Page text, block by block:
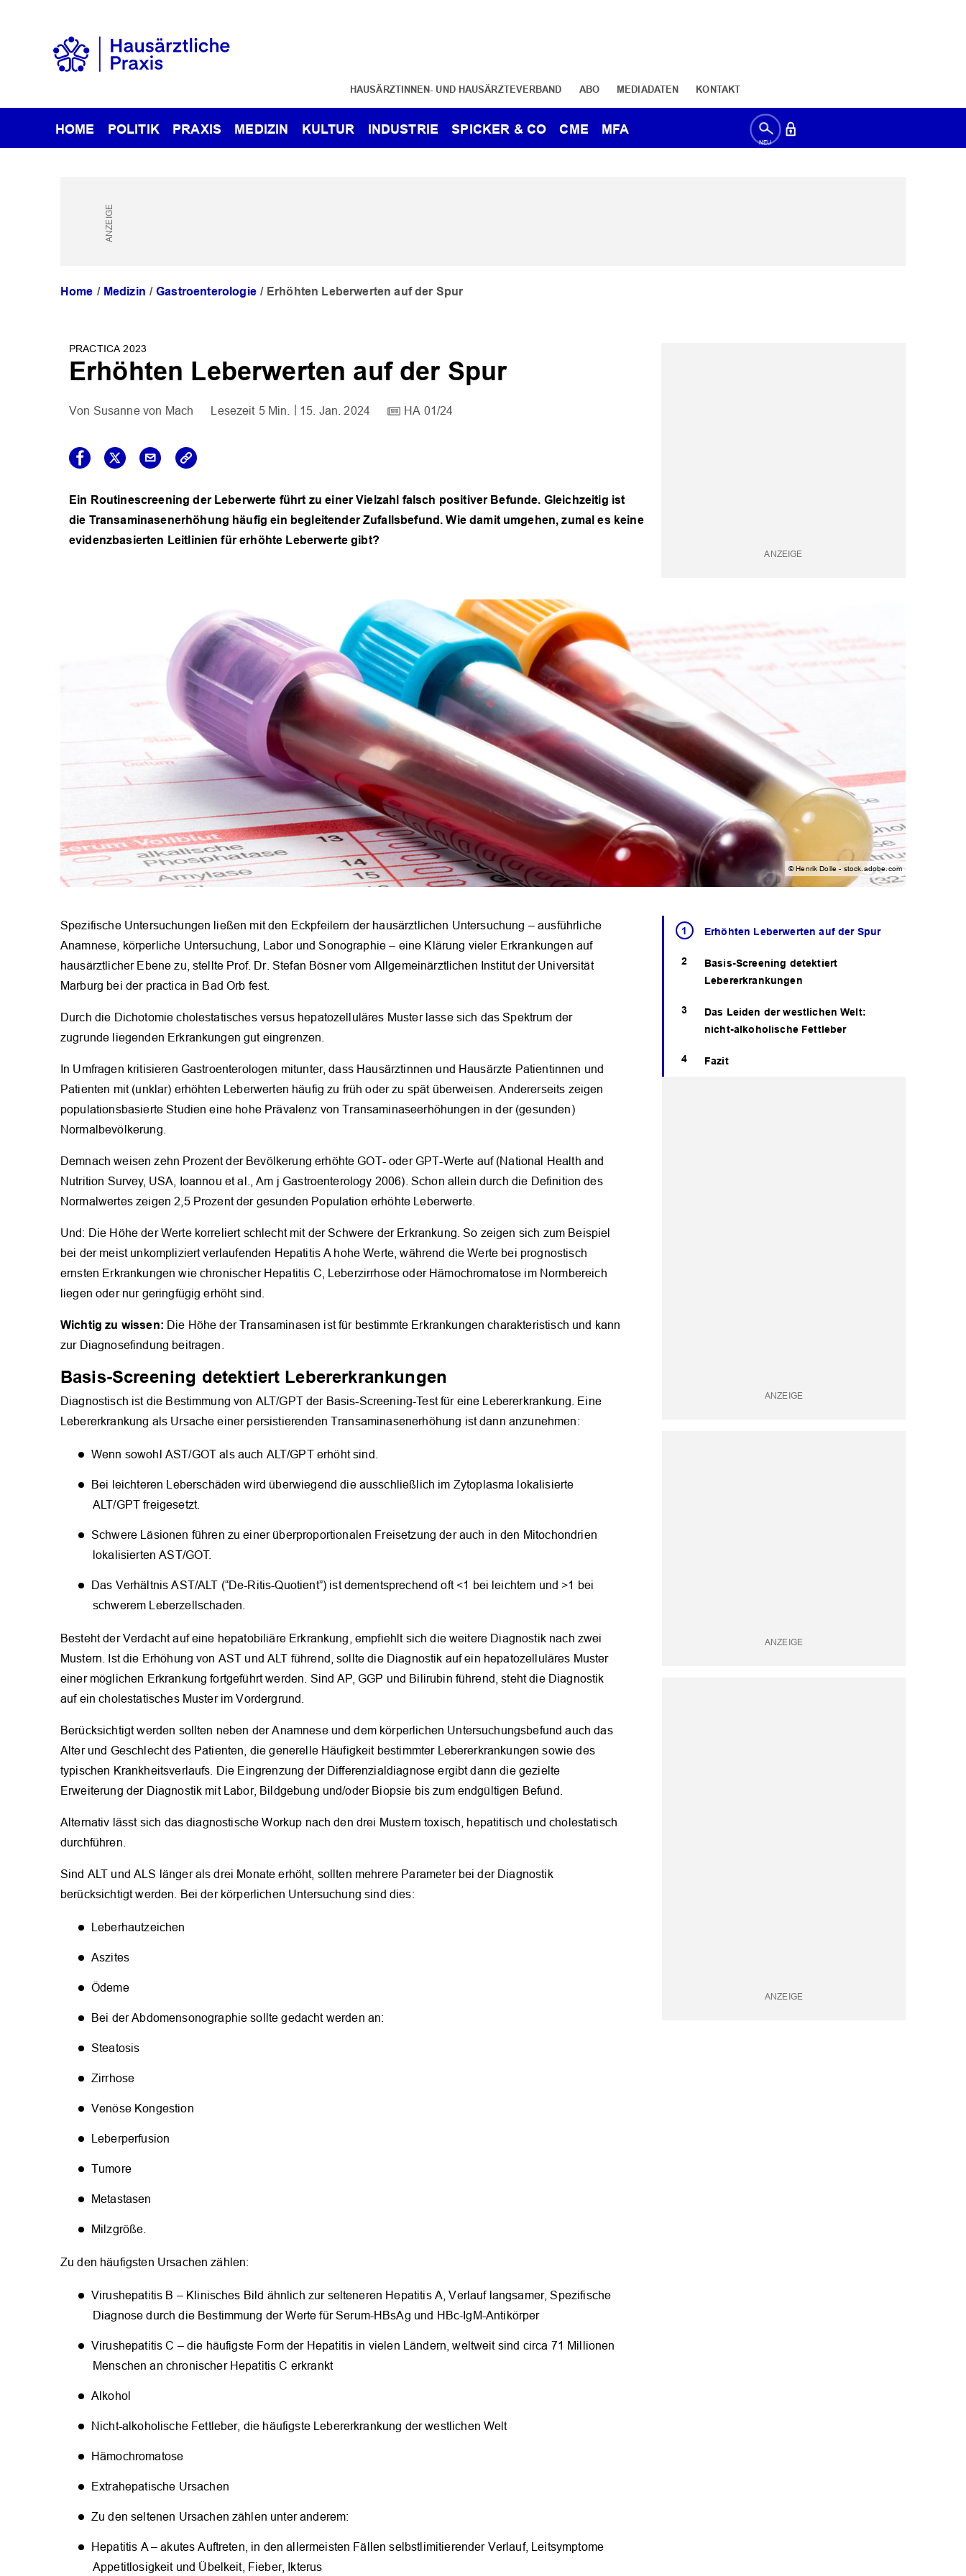
HAUSÄRZTINNEN- UND HAUSÄRZTEVERBAND ABO MEDIADATEN KONTAKT
HOME POLITIK PRAXIS MEDIZIN KULTUR INDUSTRIE SPICKER & CO CME MFA
OK
Home Medizin Gastroenterologie Erhöhten Leberwerten auf der Spur
PRACTICA 2023
Erhöhten Leberwerten auf der Spur
Susanne von Mach 5 Min. 15. Jan. 2024 HA 01/24
Ein Routinescreening der Leberwerte führt zu einer Vielzahl falsch positiver Befunde. Gleichzeitig ist
die Transaminasenerhöhung häufig ein begleitender Zufallsbefund. Wie damit umgehen, zumal es keine
evidenzbasierten Leitlinien für erhöhte Leberwerte gibt?
© Henrik Dolle - stock.adobe.com
Erhöhten Leberwerten auf der Spur
Basis-Screening detektiert
Lebererkrankungen
Das Leiden der westlichen Welt:
nicht-alkoholische Fettleber
Fazit
Spezifische Untersuchungen ließen mit den Eckpfeilern der hausärztlichen Untersuchung – ausführliche
Anamnese, körperliche Untersuchung, Labor und Sonographie – eine Klärung vieler Erkrankungen auf
hausärztlicher Ebene zu, stellte Prof. Dr. Stefan Bösner vom Allgemeinärztlichen Institut der Universität
Marburg bei der practica in Bad Orb fest.
Durch die Dichotomie cholestatisches versus hepatozelluläres Muster lasse sich das Spektrum der
zugrunde liegenden Erkrankungen gut eingrenzen.
In Umfragen kritisieren Gastroenterologen mitunter, dass Hausärztinnen und Hausärzte Patientinnen und
Patienten mit (unklar) erhöhten Leberwerten häufig zu früh oder zu spät überweisen. Andererseits zeigen
populationsbasierte Studien eine hohe Prävalenz von Transaminaseerhöhungen in der (gesunden)
Normalbevölkerung.
Demnach weisen zehn Prozent der Bevölkerung erhöhte GOT- oder GPT-Werte auf (National Health and
Nutrition Survey, USA, Ioannou et al., Am j Gastroenterology 2006). Schon allein durch die Definition des
Normalwertes zeigen 2,5 Prozent der gesunden Population erhöhte Leberwerte.
Und: Die Höhe der Werte korreliert schlecht mit der Schwere der Erkrankung. So zeigen sich zum Beispiel
bei der meist unkompliziert verlaufenden Hepatitis A hohe Werte, während die Werte bei prognostisch
ernsten Erkrankungen wie chronischer Hepatitis C, Leberzirrhose oder Hämochromatose im Normbereich
liegen oder nur geringfügig erhöht sind.
Wichtig zu wissen: Die Höhe der Transaminasen ist für bestimmte Erkrankungen charakteristisch und kann
zur Diagnosefindung beitragen.
Basis-Screening detektiert Lebererkrankungen
Diagnostisch ist die Bestimmung von ALT/GPT der Basis-Screening-Test für eine Lebererkrankung. Eine
Lebererkrankung als Ursache einer persistierenden Transaminasenerhöhung ist dann anzunehmen:
Wenn sowohl AST/GOT als auch ALT/GPT erhöht sind.
Bei leichteren Leberschäden wird überwiegend die ausschließlich im Zytoplasma lokalisierte
ALT/GPT freigesetzt.
Schwere Läsionen führen zu einer überproportionalen Freisetzung der auch in den Mitochondrien
lokalisierten AST/GOT.
Das Verhältnis AST/ALT (“De-Ritis-Quotient”) ist dementsprechend oft <1 bei leichtem und >1 bei
schwerem Leberzellschaden.
Besteht der Verdacht auf eine hepatobiliäre Erkrankung, empfiehlt sich die weitere Diagnostik nach zwei
Mustern. Ist die Erhöhung von AST und ALT führend, sollte die Diagnostik auf ein hepatozelluläres Muster
einer möglichen Erkrankung fortgeführt werden. Sind AP, GGP und Bilirubin führend, steht die Diagnostik
auf ein cholestatisches Muster im Vordergrund.
Berücksichtigt werden sollten neben der Anamnese und dem körperlichen Untersuchungsbefund auch das
Alter und Geschlecht des Patienten, die generelle Häufigkeit bestimmter Lebererkrankungen sowie des
typischen Krankheitsverlaufs. Die Eingrenzung der Differenzialdiagnose ergibt dann die gezielte
Erweiterung der Diagnostik mit Labor, Bildgebung und/oder Biopsie bis zum endgültigen Befund.
Alternativ lässt sich das diagnostische Workup nach den drei Mustern toxisch, hepatitisch und cholestatisch
durchführen.
Sind ALT und ALS länger als drei Monate erhöht, sollten mehrere Parameter bei der Diagnostik
berücksichtigt werden. Bei der körperlichen Untersuchung sind dies:
Leberhautzeichen
Aszites
Ödeme
Bei der Abdomensonographie sollte gedacht werden an:
Steatosis
Zirrhose
Venöse Kongestion
Leberperfusion
Tumore
Metastasen
Milzgröße.
Zu den häufigsten Ursachen zählen:
Virushepatitis B – Klinisches Bild ähnlich zur selteneren Hepatitis A, Verlauf langsamer, Spezifische
Diagnose durch die Bestimmung der Werte für Serum-HBsAg und HBc-IgM-Antikörper
Virushepatitis C – die häufigste Form der Hepatitis in vielen Ländern, weltweit sind circa 71 Millionen
Menschen an chronischer Hepatitis C erkrankt
Alkohol
Nicht-alkoholische Fettleber, die häufigste Lebererkrankung der westlichen Welt
Hämochromatose
Extrahepatische Ursachen
Zu den seltenen Ursachen zählen unter anderem:
Hepatitis A – akutes Auftreten, in den allermeisten Fällen selbstlimitierender Verlauf, Leitsymptome
Appetitlosigkeit und Übelkeit, Fieber, Ikterus